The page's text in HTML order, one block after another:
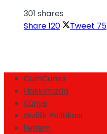
301 shares
Share120 Tweet 75
CumCuma
Hakkımızda
Künye
Gizlilik Politikası
İletişim